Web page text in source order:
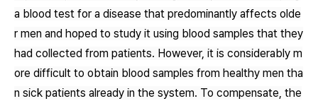
a blood test for a disease that predominantly affects olde
r men and hoped to study it using blood samples that they
had collected from patients. However, it is considerably m
ore difficult to obtain blood samples from healthy men tha
n sick patients already in the system. To compensate, the